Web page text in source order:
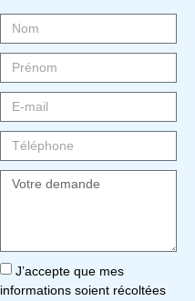
J’accepte que mes
informations soient récoltées